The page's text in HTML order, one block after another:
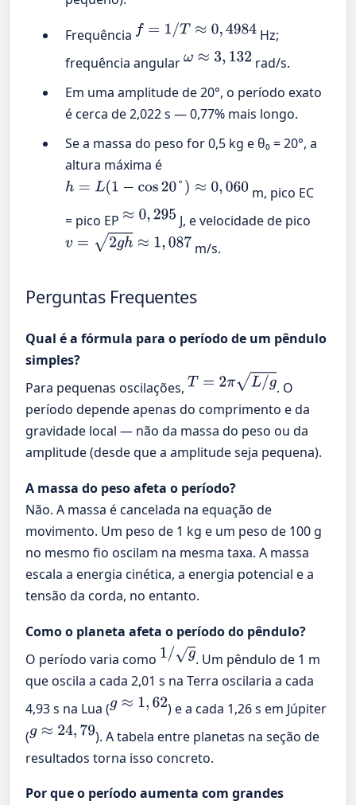
Frequência f= 1/ T≈0,4984
Hz;
frequência angularω ≈3, 132
rad/s.
Em uma amplitude de 20°, o período exato
é cerca de 2,022 s — 0,77% mais longo.
Se a massa do peso for 0,5 kg e θ₀ = 20°, a
altura máxima é
h=L( 1−cos20°)≈0,060
m, pico EC
= pico EP ≈0 ,295
J, e velocidade de pico
v=2g h≈1,087 m/s.
Perguntas Frequentes
Qual é a fórmula para o período de um pêndulo
simples?
Para pequenas oscilações, T= 2π L/g
. O
período depende apenas do comprimento e da
gravidade local — não da massa do peso ou da
amplitude (desde que a amplitude seja pequena).
A massa do peso afeta o período?
Não. A massa é cancelada na equação de
movimento. Um peso de 1 kg e um peso de 100 g
no mesmo fio oscilam na mesma taxa. A massa
escala a energia cinética, a energia potencial e a
tensão da corda, no entanto.
Como o planeta afeta o período do pêndulo?
O período varia como 1/g
. Um pêndulo de 1 m
que oscila a cada 2,01 s na Terra oscilaria a cada
4,93 s na Lua (g ≈1, 62
) e a cada 1,26 s em Júpiter
(g ≈24,79
). A tabela entre planetas na seção de
resultados torna isso concreto.
Por que o período aumenta com grandes